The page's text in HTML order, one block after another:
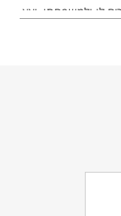
לו ולמשפחתו, יצא
הפך מיד
ארצות-הברית,
שקיבלו מהמוסד.
והם סיפרו
לניצחון
כוח המחץ
הכספית,
יכולים להפריש